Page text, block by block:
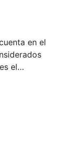
en el
el
vista
en cuenta
área